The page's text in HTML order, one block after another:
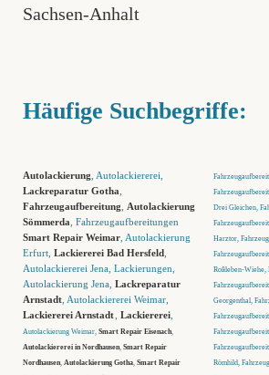
Sachsen-Anhalt
Häufige Suchbegriffe:
Autolackierung , Autolackiererei,
Lackreparatur Gotha
Fahrzeugaufbereitung
Autolackierung
Sömmerda , Fahrzeugaufbereitungen
Smart Repair Weimar , Autolackierung
Erfurt, Lackiererei Bad Hersfeld
Autolackiererei Jena, Lackierungen,
Autolackierung Jena, Lackreparatur
Arnstadt , Autolackiererei Weimar,
Lackiererei Arnstadt
Lackiererei
Autolackierung Weimar, Smart Repair Eisenach,
Autolackiererei in Nordhausen, Smart Repair
Nordhausen, Autolackierung Gotha, Smart Repair
Drei Gleichen,
Harztor,
Roßleben-Wiehe,
Georgenthal,
Römhild,